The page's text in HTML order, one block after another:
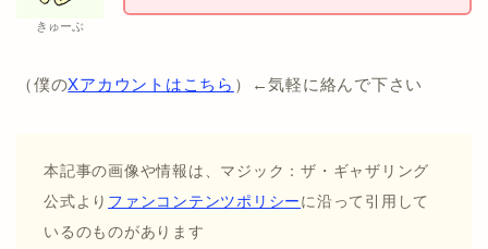
きゅーぶ
（僕のXアカウントはこちら ）←気軽に絡んで下さい
本記事の画像や情報は、マジック：ザ・ギャザリング
公式より ファンコンテンツポリシーに沿って引用して
いるのものがあります